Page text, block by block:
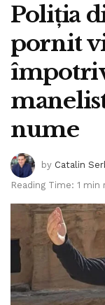
Poliția
pornit
nume
by Catalin
Reading Time: 1 min